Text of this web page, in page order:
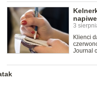
3
Klienci
Journal